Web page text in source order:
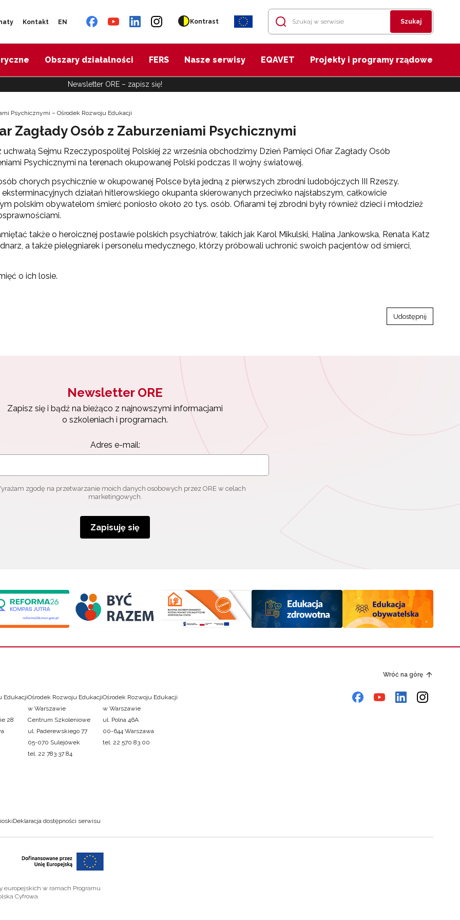
Kontakt EN Kontrast Szukaj
Obszary działalności FERS Nasze serwisy EQAVET Projekty i programy rządowe
Newsletter ORE – zapisz się!
Psychicznymi – Ośrodek Rozwoju Edukacji
Zagłady Osób z Zaburzeniami Psychicznymi
uchwałą Sejmu Rzeczypospolitej Polskiej 22 września obchodzimy Dzień Pamięci Ofiar Zagłady Osób
Psychicznymi na terenach okupowanej Polski podczas II wojny światowej.
chorych psychicznie w okupowanej Polsce była jedną z pierwszych zbrodni ludobójczych III Rzeszy.
działań hitlerowskiego okupanta skierowanych przeciwko najsłabszym, całkowicie
polskim obywatelom śmierć poniosło około 20 tys. osób. Ofiarami tej zbrodni były również dzieci i młodzież
także o heroicznej postawie polskich psychiatrów, takich jak Karol Mikulski, Halina Jankowska, Renata Katz
a także pielęgniarek i personelu medycznego, którzy próbowali uchronić swoich pacjentów od śmierci,
o ich losie.
Udostępnij
Newsletter ORE
Zapisz się i bądź na bieżąco z najnowszymi informacjami
o szkoleniach i programach.
Adres e-mail:
zgodę na przetwarzanie moich danych osobowych przez ORE w celach
marketingowych.
Zapisuję się
Wróć na górę
Edukacji
28
Ośrodek Rozwoju Edukacji
w Warszawie
Centrum Szkoleniowe
ul. Paderewskiego 77
05-070 Sulejówek
tel. 22 783 37 84
Ośrodek Rozwoju Edukacji
w Warszawie
ul. Polna 46A
00-644 Warszawa
tel. 22 570 83 00
Deklaracja dostępności serwisu
europejskich w ramach Programu
Cyfrowa